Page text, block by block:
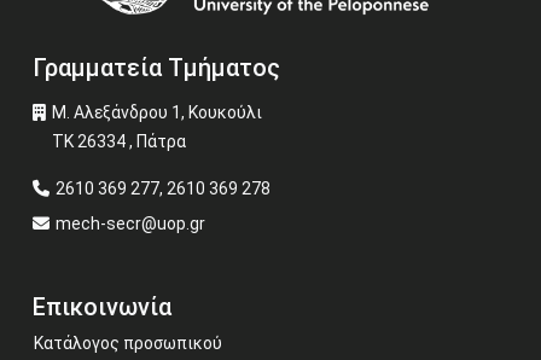
Περισσότερα
Γραμματεία Τμήματος
Μ. Αλεξάνδρου 1, Κουκούλι
ΤΚ 26334 , Πάτρα
2610 369 277, 2610 369 278
mech-secr@uop.gr
Επικοινωνία
Κατάλογος προσωπικού